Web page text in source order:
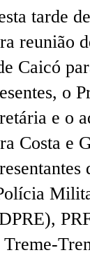
tarde
reunião
Caicó
o
e o
Costa e